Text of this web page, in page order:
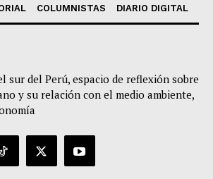
COLUMNISTAS DIARIO DIGITAL
sur del Perú, espacio de reflexión sobre
y su relación con el medio ambiente,